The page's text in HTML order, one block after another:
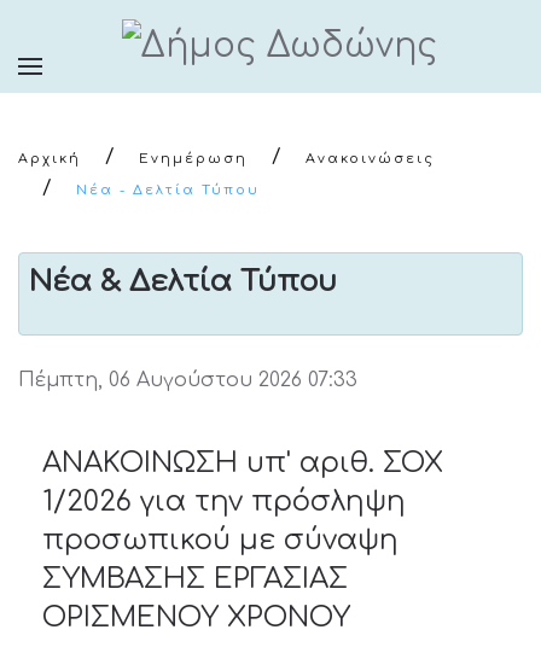
Αρχική Ενημέρωση
Ανακοινώσεις
Νέα - Δελτία Τύπου
Νέα & Δελτία Τύπου
Πέμπτη, 06 Αυγούστου 2026 07:33
ΑΝΑΚΟΙΝΩΣΗ υπ' αριθ. ΣΟΧ
1/2026 για την πρόσληψη
προσωπικού με σύναψη
ΣΥΜΒΑΣΗΣ ΕΡΓΑΣΙΑΣ
ΟΡΙΣΜΕΝΟΥ ΧΡΟΝΟΥ